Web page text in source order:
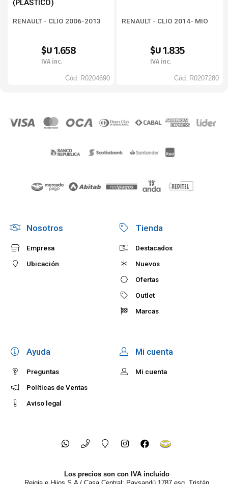
(PLASTICO)
RENAULT - CLIO 2006-2013
$U 1.658
IVA inc.
Cód. R0204690
RENAULT - CLIO 2014- MIO
$U 1.835
IVA inc.
Cód. R0207280
Nosotros
Empresa
Ubicación
Tienda
Destacados
Nuevos
Ofertas
Outlet
Marcas
Ayuda
Preguntas
Políticas de Ventas
Aviso legal
Mi cuenta
Mi cuenta
Los precios son con IVA incluido